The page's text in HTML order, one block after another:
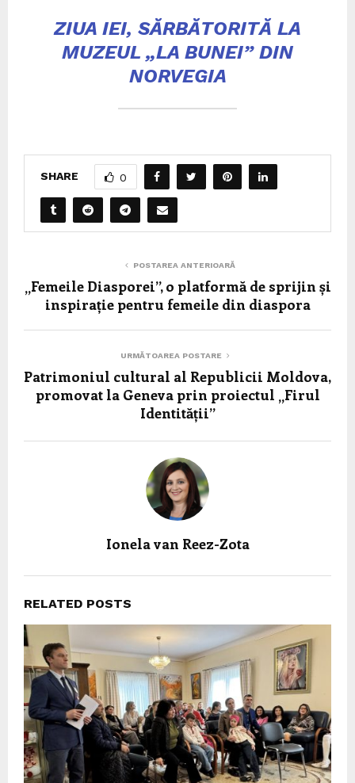
ZIUA IEI, SĂRBĂTORITĂ LA
MUZEUL „LA BUNEI” DIN
NORVEGIA
SHARE 0
POSTAREA ANTERIOARĂ
„Femeile Diasporei”, o platformă de sprijin și
inspirație pentru femeile din diaspora
URMĂTOAREA POSTARE
Patrimoniul cultural al Republicii Moldova,
promovat la Geneva prin proiectul „Firul
Identității”
Ionela van Reez-Zota
RELATED POSTS